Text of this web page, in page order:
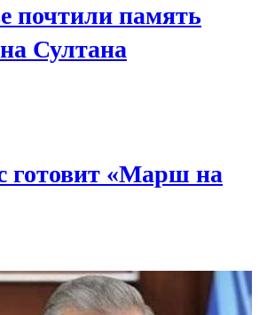
почтили память
Султана
готовит «Марш на